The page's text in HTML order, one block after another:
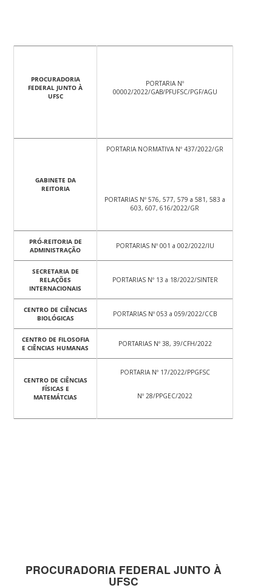
PROCURADORIA
FEDERAL JUNTO À
UFSC
PORTARIA Nº
00002/2022/GAB/PFUFSC/PGF/AGU
GABINETE DA
REITORIA
PORTARIA NORMATIVA Nº 437/2022/GR
PORTARIAS Nº 576, 577, 579 a 581, 583 a
603, 607, 616/2022/GR
PRÓ-REITORIA DE
ADMINISTRAÇÃO
PORTARIAS Nº 001 a 002/2022/IU
SECRETARIA DE
RELAÇÕES
INTERNACIONAIS
PORTARIAS Nº 13 a 18/2022/SINTER
CENTRO DE CIÊNCIAS
BIOLÓGICAS
PORTARIAS Nº 053 a 059/2022/CCB
CENTRO DE FILOSOFIA
E CIÊNCIAS HUMANAS
PORTARIAS Nº 38, 39/CFH/2022
CENTRO DE CIÊNCIAS
FÍSICAS E
MATEMÁTCIAS
PORTARIA Nº 17/2022/PPGFSC
Nº 28/PPGEC/2022
PROCURADORIA FEDERAL JUNTO À
UFSC